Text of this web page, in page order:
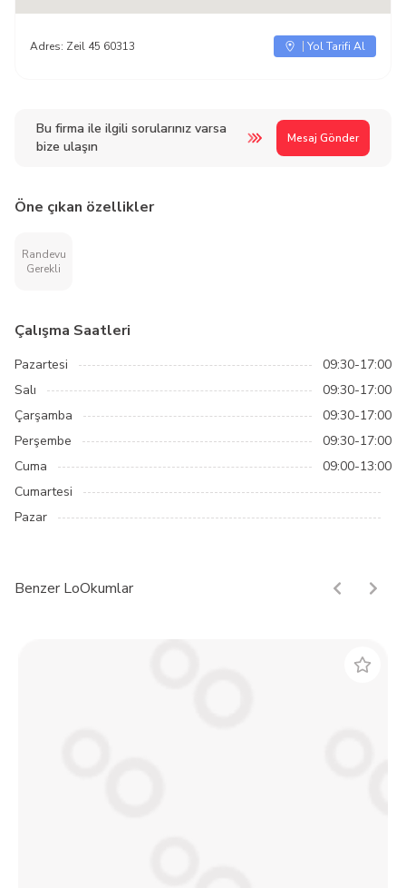
Bu firma ile ilgili sorularınız varsa
bize ulaşın
Mesaj Gönder
Adres: Zeil 45 60313 Yol Tarifi Al
Öne çıkan özellikler
Randevu
Gerekli
Çalışma Saatleri
Pazartesi
09:30-17:00
Salı
09:30-17:00
Çarşamba
09:30-17:00
Perşembe
09:30-17:00
Cuma
09:00-13:00
Cumartesi
Pazar
Benzer LoOkumlar